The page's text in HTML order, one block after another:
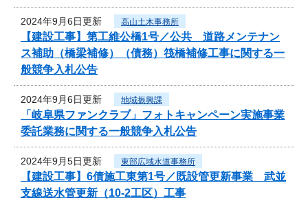
2024年9月6日更新 高山土木事務所
【建設工事】第工維公橋1号／公共 道路メンテナン
ス補助（橋梁補修）（債務）筏橋補修工事に関する一
般競争入札公告
2024年9月6日更新 地域振興課
「岐阜県ファンクラブ」フォトキャンペーン実施事業
委託業務に関する一般競争入札公告
2024年9月5日更新 東部広域水道事務所
【建設工事】6債施工東第1号／既設管更新事業 武並
支線送水管更新（10-2工区）工事